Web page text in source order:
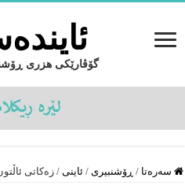
گۆڤارێکی هزری
سەرەتا / ڕۆشنبیرى / ئاینى / زەکاتی